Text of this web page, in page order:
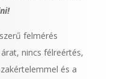
felmérés
nincs félreértés,
és a